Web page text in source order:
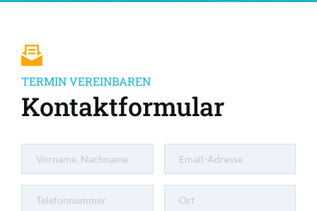
TERMIN VEREINBAREN
Kontaktformular